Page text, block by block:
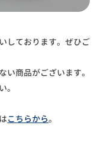
しております。ぜひご
い商品がございます。
。
こちらから。